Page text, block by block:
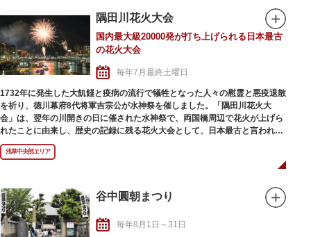
神輿3基の「宮出し」は圧巻の迫力。東部・西部・南部方面の氏子各町へ向
けて、御本社神輿が担ぎ出され、日没後に神社境内へ戻る「宮入り」を迎え
て祭礼行事が終わります。観衆の熱気に浅草一帯は包まれ、三日間で延べ
180万もの人出で賑わいます。
江戸風情の残る下町浅草が1年でもっとも活気付くと言われ、台東区の初夏
を代表する風物詩となっています。
隅田川花火大会
国内最大級20000発が打ち上げられる日本最古
の花火大会
毎年7月最終土曜日
1732年に発生した大飢饉と疫病の流行で犠牲となった人々の慰霊と悪疫退散
を祈り、徳川幕府8代将軍吉宗公が水神祭を催しました。「隅田川花火大
会」は、翌年の川開きの日に催された水神祭で、両国橋周辺で花火が上げら
れたことに由来し、歴史の記録に残る花火大会として、日本最古と言われて
います。
当時は「両国の川開き」の名称で開催され、1961年を最後に、周辺の交通事
情の悪化等により中止となりました。その後、1978年に「隅田川花火大会」
から打ち上げられるようになりました。現在では毎年100万人近くの人出が
あり、令和5年（第46回）大会では過去最多103万人の観客者数を記録しま
した。
毎年7月最終土曜日に、桜橋から言問橋の間に設けられた第一会場、駒形橋
浅草中央部エリア
谷中圓朝まつり
毎年8月1日～31日